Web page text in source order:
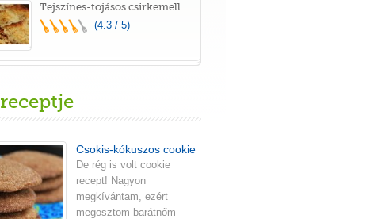
Tejszínes-tojásos csirkemell
(4.3 / 5)
receptje
Csokis-kókuszos cookie
De rég is volt cookie
recept! Nagyon
megkívántam, ezért
megosztom barátnőm